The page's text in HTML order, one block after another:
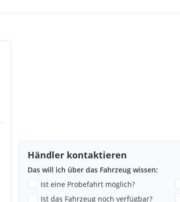
Händler kontaktieren
Das will ich über das Fahrzeug wissen:
Ist eine Probefahrt möglich?
Ist das Fahrzeug noch verfügbar?